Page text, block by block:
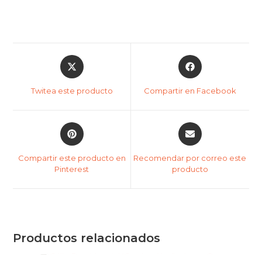
Twitea este producto Compartir en Facebook
Compartir este producto en
Pinterest
Recomendar por correo este
producto
Productos relacionados